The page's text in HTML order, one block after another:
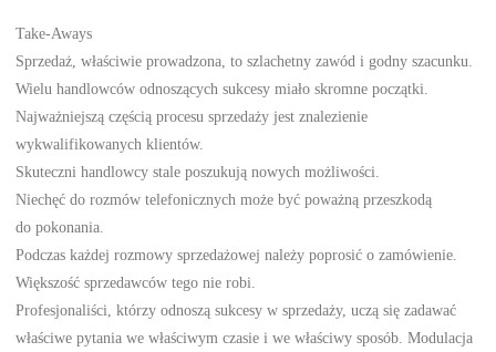
Take-Aways
Sprzedaż, właściwie prowadzona, to szlachetny zawód i godny szacunku.
Wielu handlowców odnoszących sukcesy miało skromne początki.
Najważniejszą częścią procesu sprzedaży jest znalezienie
wykwalifikowanych klientów.
Skuteczni handlowcy stale poszukują nowych możliwości.
Niechęć do rozmów telefonicznych może być poważną przeszkodą
do pokonania.
Podczas każdej rozmowy sprzedażowej należy poprosić o zamówienie.
Większość sprzedawców tego nie robi.
Profesjonaliści, którzy odnoszą sukcesy w sprzedaży, uczą się zadawać
właściwe pytania we właściwym czasie i we właściwy sposób. Modulacja